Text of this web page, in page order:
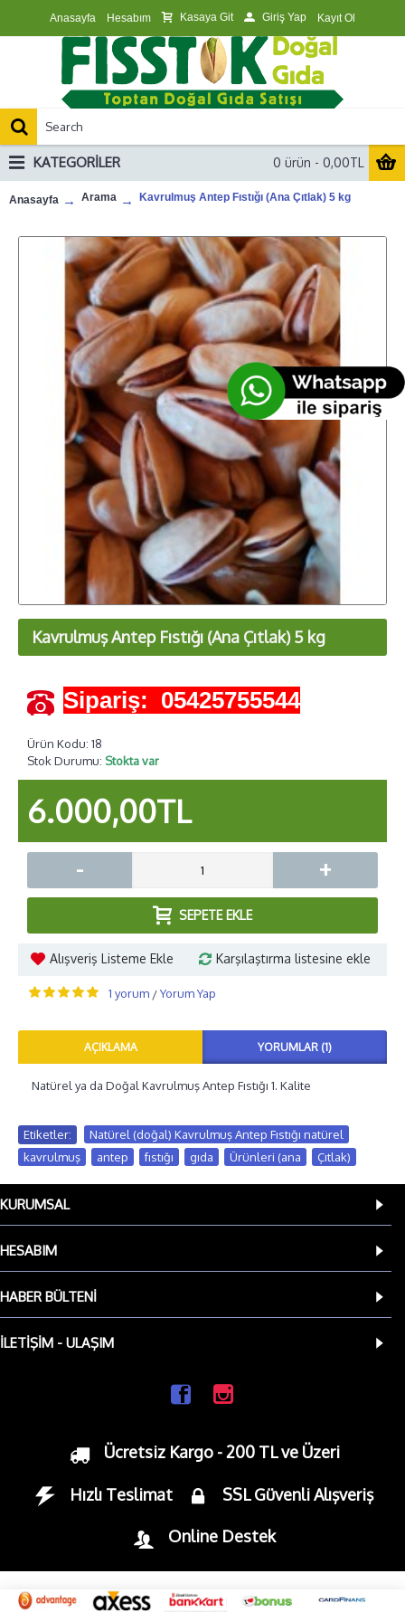
Anasayfa Hesabım Kasaya Git Giriş Yap Kayıt Ol
0 ürün - 0,00TL
KATEGORILER
Anasayfa Arama Kavrulmuş Antep Fıstığı (Ana Çıtlak) 5 kg
Kavrulmuş Antep Fıstığı (Ana Çıtlak) 5 kg
Sipariş: 05425755544
Ürün Kodu: 18
Stok Durumu: Stokta var
6.000,00TL
- +
SEPETE EKLE
Alışveriş Listeme Ekle Karşılaştırma listesine ekle
1 yorum /Yorum Yap
AÇIKLAMA YORUMLAR (1)
Natürel ya da Doğal Kavrulmuş Antep Fıstığı 1. Kalite
Etiketler: Natürel (doğal) Kavrulmuş Antep Fıstığı natürel
kavrulmuş
antep fıstığı gıda Ürünleri (ana Çıtlak)
KURUMSAL
HESABIM
HABER BÜLTENI
İLETIŞIM - ULAŞIM
Ücretsiz Kargo - 200 TL ve Üzeri
Hızlı Teslimat SSL Güvenli Alışveriş
Online Destek